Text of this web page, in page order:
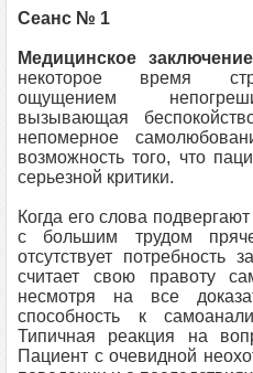
Сеанс № 1
Медицинское
некоторое время
ощущением
вызывающая
непомерное
возможность того, что
серьезной критики.
Когда его слова
с большим трудом
отсутствует потребность
считает свою правоту
несмотря на все
способность к
Типичная реакция на
Пациент с очевидной